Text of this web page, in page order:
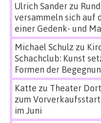
Ulrich Sanderzu
versammeln sich auf
einer Gedenk- und
Michael Schulz zu
Schachclub: Kunst
Formen der
Katte zu Theater
zum
im Juni